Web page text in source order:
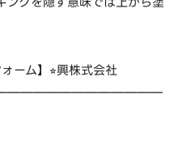
ーム】⭐︎興株式会社